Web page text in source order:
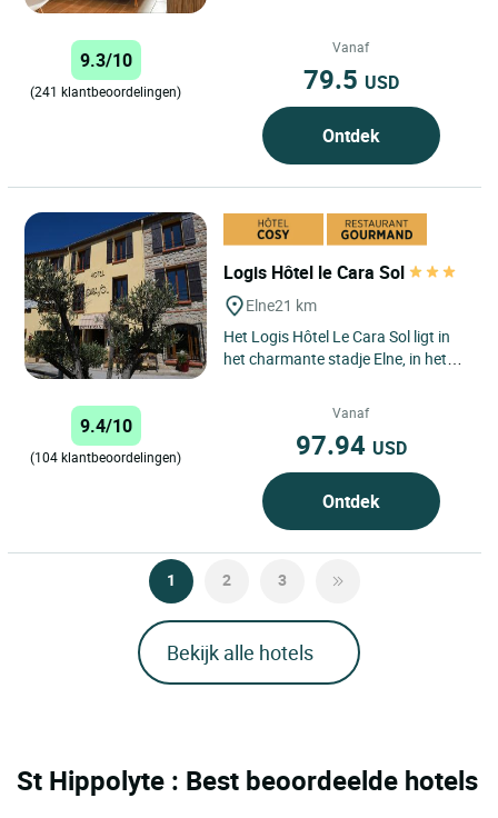
9.3/10
(241 klantbeoordelingen)
Vanaf
79.5 USD
Ontdek
Logis Hôtel le Cara Sol
Elne21 km
Het Logis Hôtel Le Cara Sol ligt in
het charmante stadje Elne, in het
een ideale locatie...
9.4/10
(104 klantbeoordelingen)
Vanaf
97.94 USD
Ontdek
1 2 3
Bekijk alle hotels
St Hippolyte : Best beoordeelde hotels